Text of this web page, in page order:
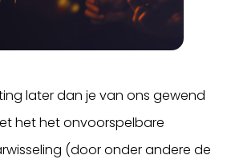
later dan je van ons gewend
het het onvoorspelbare
(door onder andere de